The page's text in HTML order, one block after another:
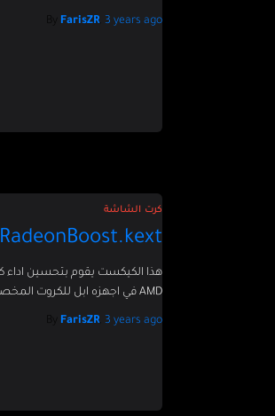
FarisZR, 3 years ago
كرت الشاشة
RadeonBoost.kext
AMD في اجهزه ابل للكروت المخصصه لاجهزه الPC يعمل هذا الكيكست على الهاكنتوش واجهزه ابل
FarisZR, 3 years ago